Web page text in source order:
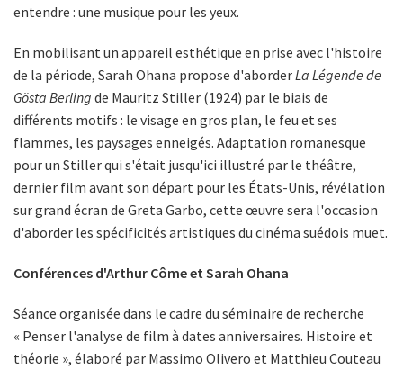
entendre : une musique pour les yeux.
En mobilisant un appareil esthétique en prise avec l'histoire
de la période, Sarah Ohana propose d'aborderLa Légende de
Gösta Berling de Mauritz Stiller (1924) par le biais de
différents motifs : le visage en gros plan, le feu et ses
flammes, les paysages enneigés. Adaptation romanesque
pour un Stiller qui s'était jusqu'ici illustré par le théâtre,
dernier film avant son départ pour les États-Unis, révélation
sur grand écran de Greta Garbo, cette œuvre sera l'occasion
d'aborder les spécificités artistiques du cinéma suédois muet.
Conférences d'Arthur Côme et Sarah Ohana
Séance organisée dans le cadre du séminaire de recherche
« Penser l'analyse de film à dates anniversaires. Histoire et
théorie », élaboré par Massimo Olivero et Matthieu Couteau